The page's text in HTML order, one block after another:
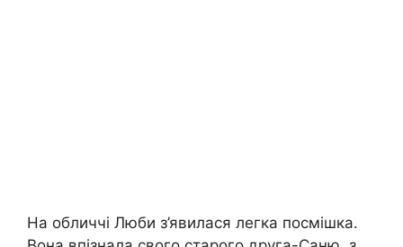
На обличчі Люби з’явилася легка посмішка.